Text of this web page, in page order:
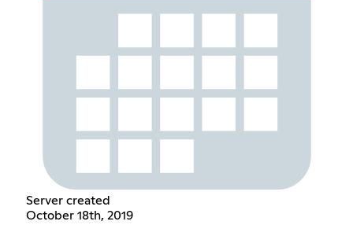
Server created
October 18th, 2019